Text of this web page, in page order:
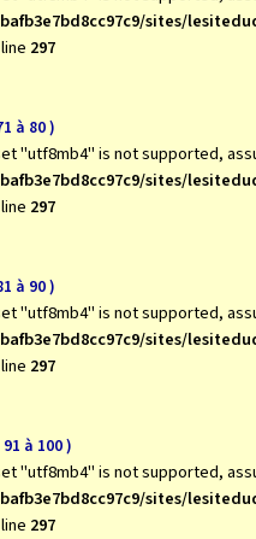
sites/
297
à 80 )
"utf8mb4" is not supported,
sites/
297
à 90 )
"utf8mb4" is not supported,
sites/
297
à 100 )
"utf8mb4" is not supported,
sites/
297